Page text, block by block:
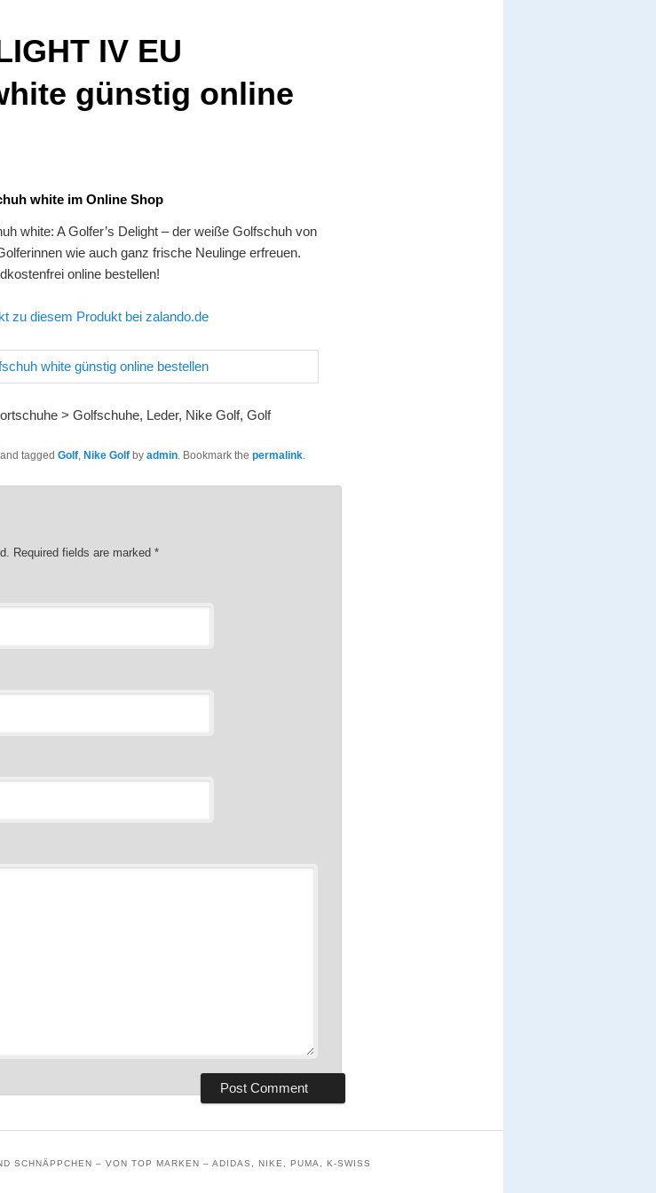
IV EU
günstig online
white im Online Shop
white: A Golfer’s Delight – der weiße Golfschuh von
wie auch ganz frische Neulinge erfreuen.
online bestellen!
zu diesem Produkt bei zalando.de
> Golfschuhe, Leder, Nike Golf, Golf
tagged Golf, Nike Golfby admin. Bookmark the permalink.
Required fields are marked *
SCHNÄPPCHEN – VON TOP MARKEN – ADIDAS, NIKE, PUMA, K-SWISS